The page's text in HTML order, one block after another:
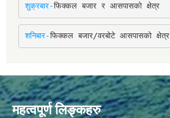
शुक्रबार-फिक्कल बजार र आसपासको क्षेत्र
शनिबार-फिक्कल बजार/वरबोटे आसपासको क्षेत्र
महत्वपूर्ण लिङ्कहरु